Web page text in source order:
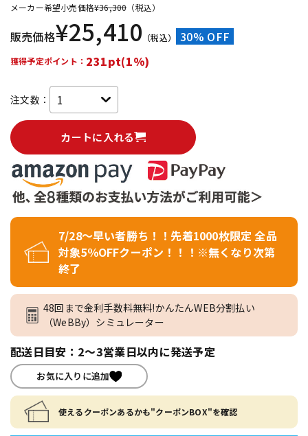
メーカー希望小売価格¥36,300 （税込）
販売価格¥25,410 （税込） 30% OFF
獲得予定ポイント： 231pt(1%)
注文数：
カートに入れる
7/28～早い者勝ち！！先着1000枚限定 全品
対象5％OFFクーポン！！！※無くなり次第
終了
48回まで金利手数料無料!かんたんWEB分割払い
（WeBBy）シミュレーター
配送日目安：2～3営業日以内に発送予定
お気に入りに追加
使えるクーポンあるかも"クーポンBOX"を確認